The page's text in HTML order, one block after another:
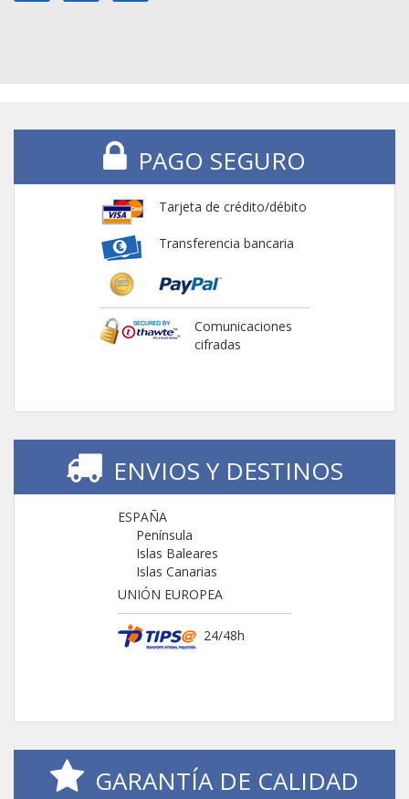
PAGO SEGURO
Tarjeta de crédito/débito
Transferencia bancaria
Comunicaciones
cifradas
ENVIOS Y DESTINOS
ESPAÑA
Península
Islas Baleares
Islas Canarias
UNIÓN EUROPEA
24/48h
GARANTÍA DE CALIDAD